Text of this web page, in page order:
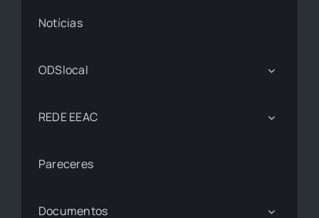
Notícias
ODSlocal
REDE EEAC
Pareceres
Documentos